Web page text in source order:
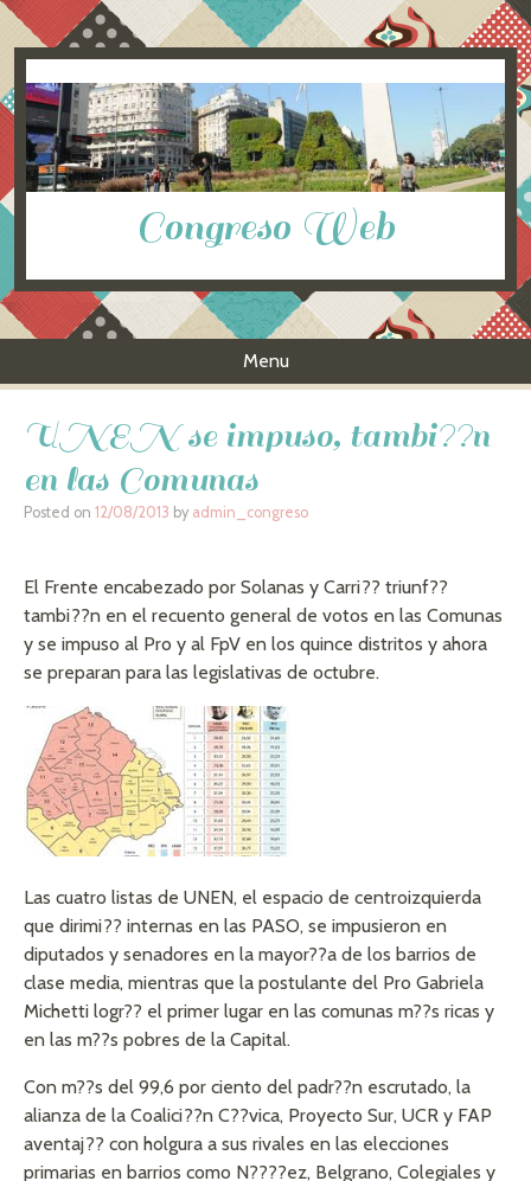
Congreso Web
Menu
UNEN se impuso, tambi??n
en las Comunas
Posted on 12/08/2013 by admin_congreso
El Frente encabezado por Solanas y Carri?? triunf??
tambi??n en el recuento general de votos en las Comunas
y se impuso al Pro y al FpV en los quince distritos y ahora
se preparan para las legislativas de octubre.
Las cuatro listas de UNEN, el espacio de centroizquierda
que dirimi?? internas en las PASO, se impusieron en
diputados y senadores en la mayor??a de los barrios de
clase media, mientras que la postulante del Pro Gabriela
Michetti logr?? el primer lugar en las comunas m??s ricas y
en las m??s pobres de la Capital.
Con m??s del 99,6 por ciento del padr??n escrutado, la
alianza de la Coalici??n C??vica, Proyecto Sur, UCR y FAP
aventaj?? con holgura a sus rivales en las elecciones
primarias en barrios como N????ez, Belgrano, Colegiales y